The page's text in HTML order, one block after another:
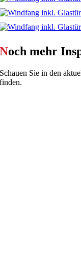
Noch mehr
Schauen Sie in den
finden.